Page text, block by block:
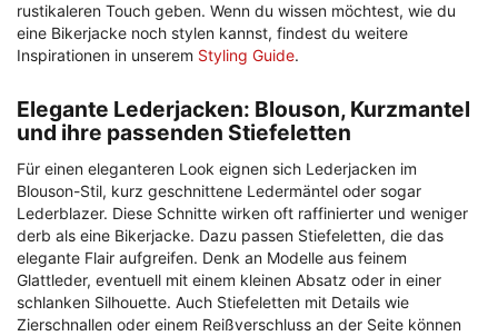
rustikaleren Touch geben. Wenn du wissen möchtest, wie du
eine Bikerjacke noch stylen kannst, findest du weitere
Inspirationen in unserem Styling Guide.
Elegante Lederjacken: Blouson, Kurzmantel
und ihre passenden Stiefeletten
Für einen eleganteren Look eignen sich Lederjacken im
Blouson-Stil, kurz geschnittene Ledermäntel oder sogar
Lederblazer. Diese Schnitte wirken oft raffinierter und weniger
derb als eine Bikerjacke. Dazu passen Stiefeletten, die das
elegante Flair aufgreifen. Denk an Modelle aus feinem
Glattleder, eventuell mit einem kleinen Absatz oder in einer
schlanken Silhouette. Auch Stiefeletten mit Details wie
Zierschnallen oder einem Reißverschluss an der Seite können